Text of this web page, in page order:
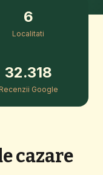
6
Localitati
32.318
Recenzii Google
cazare